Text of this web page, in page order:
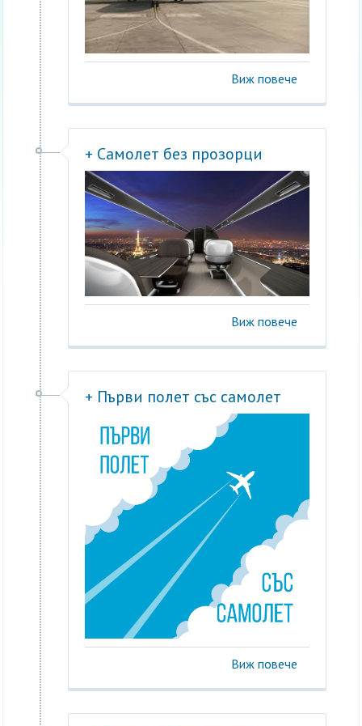
Виж повече
+ Самолет без прозорци
Виж повече
+ Първи полет със самолет
Виж повече